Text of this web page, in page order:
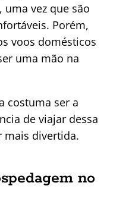
vez que são
Porém,
voos domésticos
uma mão na
costuma ser a
de viajar dessa
mais divertida.
no